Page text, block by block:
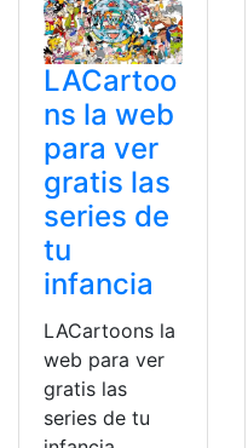
LACartoo
ns la web
para ver
gratis las
series de
tu
infancia
LACartoons la
web para ver
gratis las
series de tu